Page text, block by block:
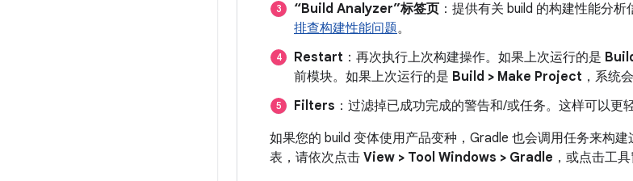
“Build Analyzer”标签页 ：提供有关 build 的构建性能分
排查构建性能问题。
Restart ：再次执行上次构建操作。如果上次运行的是
前模块。如果上次运行的是 Build > Make Project ，系统
Filters ：过滤掉已成功完成的警告和/或任务。这样可以更
如果您的 build 变体使用产品变种，Gradle 也会调用任务来构
表，请依次点击 View > Tool Windows > Gradle ，或点击工